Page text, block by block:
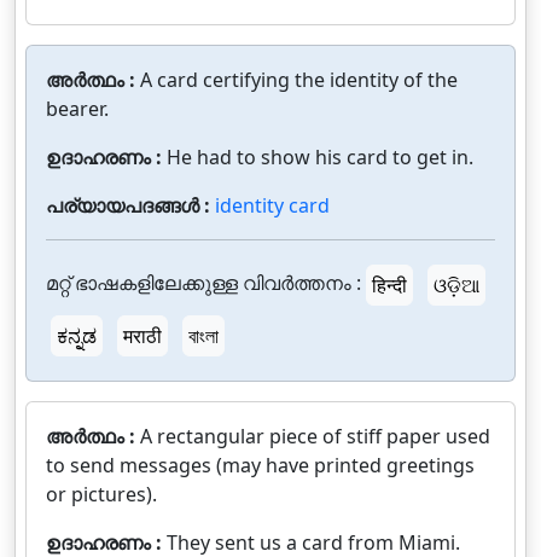
അർത്ഥം : A card certifying the identity of the
bearer.
ഉദാഹരണം : He had to show his card to get in.
പര്യായപദങ്ങൾ : identity card
മറ്റ് ഭാഷകളിലേക്കുള്ള വിവർത്തനം : हिन्दी
ଓଡ଼ିଆ
ಕನ್ನಡ
मराठी বাংলা
അർത്ഥം : A rectangular piece of stiff paper used
to send messages (may have printed greetings
or pictures).
ഉദാഹരണം : They sent us a card from Miami.